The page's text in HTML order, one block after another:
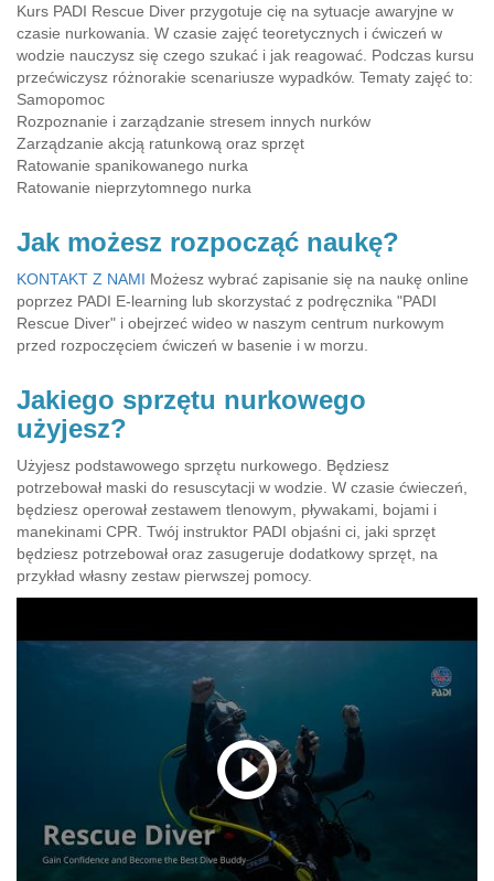
Kurs PADI Rescue Diver przygotuje cię na sytuacje awaryjne w
czasie nurkowania. W czasie zajęć teoretycznych i ćwiczeń w
wodzie nauczysz się czego szukać i jak reagować. Podczas kursu
przećwiczysz różnorakie scenariusze wypadków. Tematy zajęć to:
Samopomoc
Rozpoznanie i zarządzanie stresem innych nurków
Zarządzanie akcją ratunkową oraz sprzęt
Ratowanie spanikowanego nurka
Ratowanie nieprzytomnego nurka
Jak możesz rozpocząć naukę?
KONTAKT Z NAMI Możesz wybrać zapisanie się na naukę online
poprzez PADI E-learning lub skorzystać z podręcznika "PADI
Rescue Diver" i obejrzeć wideo w naszym centrum nurkowym
przed rozpoczęciem ćwiczeń w basenie i w morzu.
Jakiego sprzętu nurkowego
użyjesz?
Użyjesz podstawowego sprzętu nurkowego. Będziesz
potrzebował maski do resuscytacji w wodzie. W czasie ćwieczeń,
będziesz operował zestawem tlenowym, pływakami, bojami i
manekinami CPR. Twój instruktor PADI objaśni ci, jaki sprzęt
będziesz potrzebował oraz zasugeruje dodatkowy sprzęt, na
przykład własny zestaw pierwszej pomocy.